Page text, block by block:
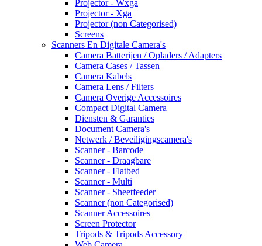
Projector - Wxga
Projector - Xga
Projector (non Categorised)
Screens
Scanners En Digitale Camera's
Camera Batterijen / Opladers / Adapters
Camera Cases / Tassen
Camera Kabels
Camera Lens / Filters
Camera Overige Accessoires
Compact Digital Camera
Diensten & Garanties
Document Camera's
Netwerk / Beveiligingscamera's
Scanner - Barcode
Scanner - Draagbare
Scanner - Flatbed
Scanner - Multi
Scanner - Sheetfeeder
Scanner (non Categorised)
Scanner Accessoires
Screen Protector
Tripods & Tripods Accessory